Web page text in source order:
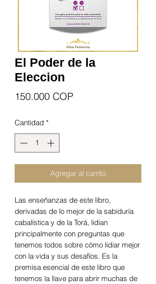
El Poder de la
Eleccion
150.000 COPPrecio
Cantidad *
Agregar al carrito
Las enseñanzas de este libro,
derivadas de lo mejor de la sabiduría
cabalística y de la Torá, lidian
principalmente con preguntas que
tenemos todos sobre cómo lidiar mejor
con la vida y sus desafíos. Es la
premisa esencial de este libro que
tenemos la llave para abrir muchas de